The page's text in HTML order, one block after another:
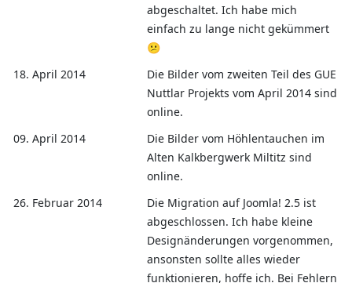
abgeschaltet. Ich habe mich
einfach zu lange nicht gekümmert
😕
18. April 2014
Die Bilder vom zweiten Teil des GUE
Nuttlar Projekts vom April 2014 sind
online.
09. April 2014
Die Bilder vom Höhlentauchen im
Alten Kalkbergwerk Miltitz sind
online.
26. Februar 2014
Die Migration auf Joomla! 2.5 ist
abgeschlossen. Ich habe kleine
Designänderungen vorgenommen,
ansonsten sollte alles wieder
funktionieren, hoffe ich. Bei Fehlern